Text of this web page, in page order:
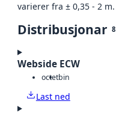
varierer fra ± 0,35 - 2 m.
Distribusjonar 8
Webside ECW
octetbin
Last ned